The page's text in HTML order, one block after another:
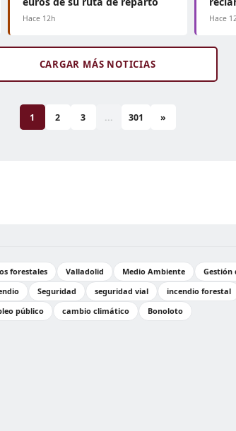
Hace 12h Hace
CARGAR MÁS NOTICIAS
1 2 3 ... 301 »
forestales Valladolid Medio Ambiente Gestión
Seguridad seguridad vial incendio forestal
público cambio climático Bonoloto